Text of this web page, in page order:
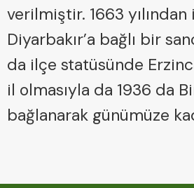
verilmiştir. 1663
Diyarbakır’a bağlı bir
da ilçe statüsünde
il olmasıyla da 1936 da
bağlanarak günümüze